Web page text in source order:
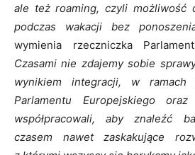
ale też roaming, czyli możliwość
podczas wakacji bez
wymienia rzeczniczka
Czasami nie zdajemy sobie
wynikiem integracji, w ramach
Parlamentu Europejskiego oraz
współpracowali, aby znaleźć
czasem nawet zaskakujące